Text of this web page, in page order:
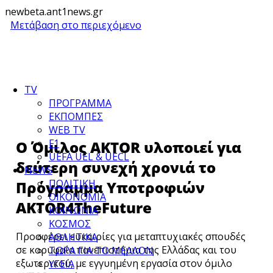
newbeta.ant1news.gr
Μετάβαση στο περιεχόμενο
TV
ΠΡΟΓΡΑΜΜΑ
ΕΚΠΟΜΠΕΣ
WEB TV
F1
UEFA UEL & UECL
NEWS
ΠΟΛΙΤΙΚΗ
ΟΙΚΟΝΟΜΙΑ
ΚΟΙΝΩΝΙΑ
ΚΟΣΜΟΣ
ΑΘΛΗΤΙΚΑ
ΤΩΡΑ ΓΙΑ ΤΟ ΜΕΛΛΟΝ
ΥΓΕΙΑ
Ο Όμιλος AKTOR υλοποιεί για
δεύτερη συνεχή χρονιά το
Πρόγραμμα Υποτροφιών
AKTOR4TheFuture
Προσφέρει ευκαιρίες για μεταπτυχιακές σπουδές
σε κορυφαία πανεπιστήμια της Ελλάδας και του
εξωτερικού, με εγγυημένη εργασία στον όμιλο